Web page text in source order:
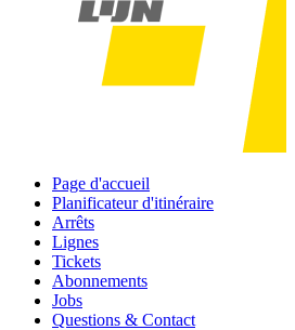
Page d'accueil
Planificateur d'itinéraire
Arrêts
Lignes
Tickets
Abonnements
Jobs
Questions & Contact